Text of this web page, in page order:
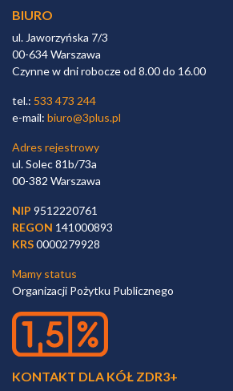
BIURO
ul. Jaworzyńska 7/3
00-634 Warszawa
Czynne w dni robocze od 8.00 do 16.00
tel.: 533 473 244
e-mail: biuro@3plus.pl
Adres rejestrowy
ul. Solec 81b/73a
00-382 Warszawa
NIP 9512220761
REGON 141000893
KRS0000279928
Mamy status
Organizacji Pożytku Publicznego
KONTAKT DLA KÓŁ ZDR3+